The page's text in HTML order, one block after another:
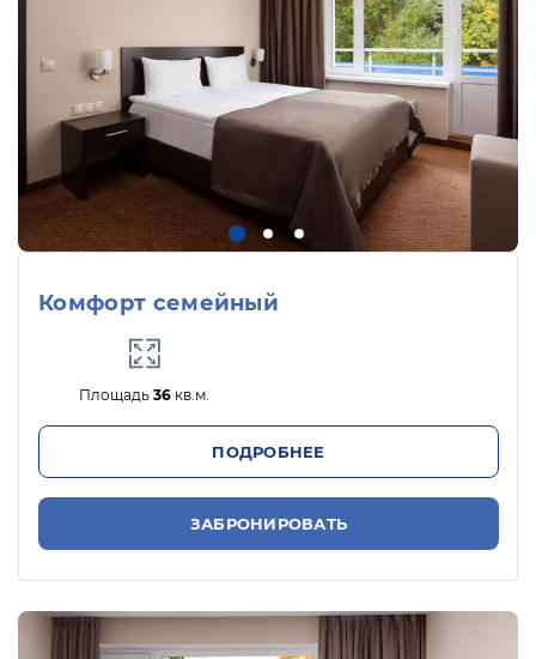
Комфорт семейный
Площадь36 кв.м.
ПОДРОБНЕЕ
ЗАБРОНИРОВАТЬ